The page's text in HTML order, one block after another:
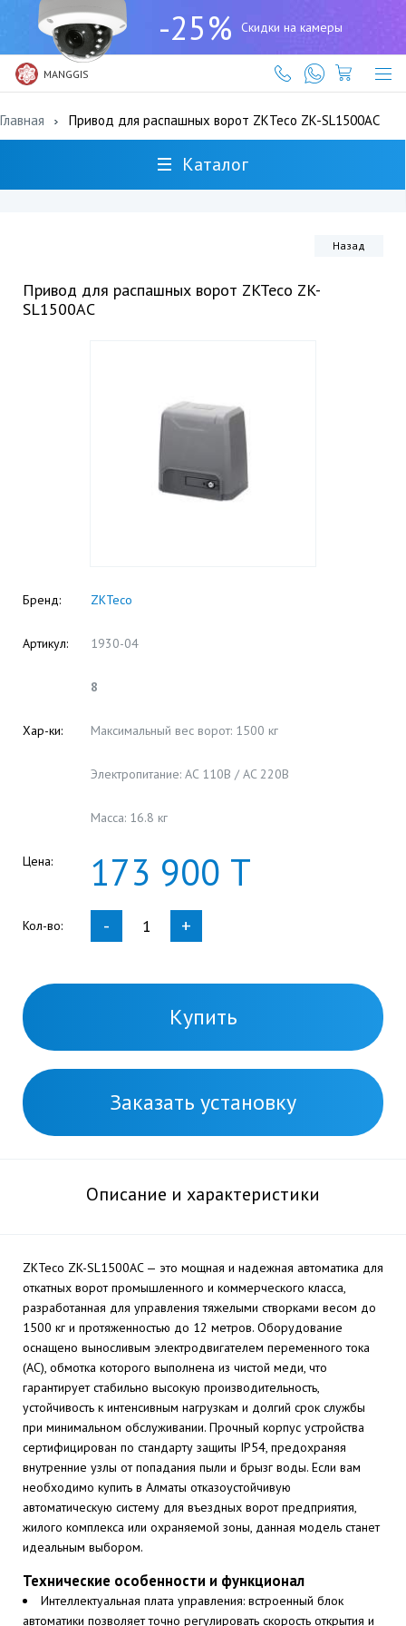
-25% Скидки на камеры
MANGGIS
(727)
317-
61-
61
Главная Привод для распашных ворот ZKTeco ZK-SL1500AC
Каталог
Назад
Привод для распашных ворот ZKTeco ZK-
SL1500AC
Бренд: ZKTeco
Артикул: 1930-04
8
Хар-ки: Максимальный вес ворот: 1500 кг
Электропитание: AC 110В / AC 220В
Масса: 16.8 кг
Цена: 173 900 Т
Кол-во: - +
Купить
Заказать установку
Описание и характеристики
ZKTeco ZK-SL1500AC — это мощная и надежная автоматика для
откатных ворот промышленного и коммерческого класса,
разработанная для управления тяжелыми створками весом до
1500 кг и протяженностью до 12 метров. Оборудование
оснащено выносливым электродвигателем переменного тока
(AC), обмотка которого выполнена из чистой меди, что
гарантирует стабильно высокую производительность,
устойчивость к интенсивным нагрузкам и долгий срок службы
при минимальном обслуживании. Прочный корпус устройства
сертифицирован по стандарту защиты IP54, предохраняя
внутренние узлы от попадания пыли и брызг воды. Если вам
необходимо купить в Алматы отказоустойчивую
автоматическую систему для въездных ворот предприятия,
жилого комплекса или охраняемой зоны, данная модель станет
идеальным выбором.
Технические особенности и функционал
Интеллектуальная плата управления: встроенный блок
автоматики позволяет точно регулировать скорость открытия и